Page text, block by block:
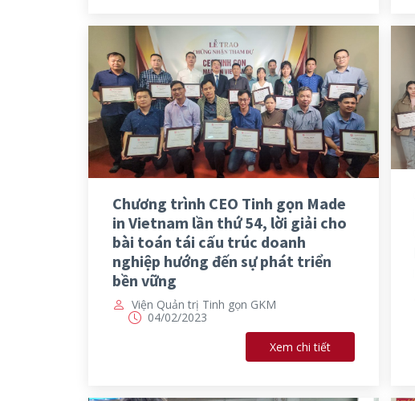
Chương trình CEO Tinh gọn Made
in Vietnam lần thứ 54, lời giải cho
bài toán tái cấu trúc doanh
nghiệp hướng đến sự phát triển
bền vững
Viện Quản trị Tinh gọn GKM
04/02/2023
Xem chi tiết